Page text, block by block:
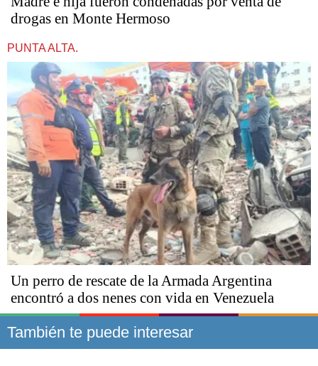
drogas en Monte Hermoso
PUNTA ALTA.
Un perro de rescate de la Armada Argentina
encontró a dos nenes con vida en Venezuela
También te puede interesar